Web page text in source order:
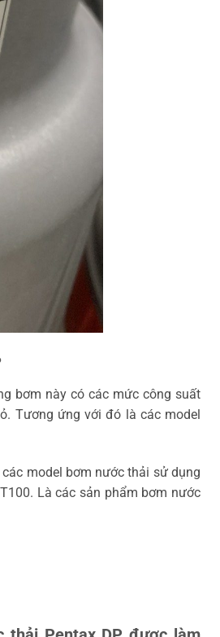
bơm này có các mức công suất
Tương ứng với đó là các model
model bơm nước thải sử dụng
Là các sản phẩm bơm nước